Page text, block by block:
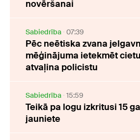
novēršanai
Sabiedrība 07:39
Pēc neētiska zvana
mēģinājuma ietekmēt
atvaļina policistu
Sabiedrība 15:59
Teikā pa logu izkritusi 15
jauniete